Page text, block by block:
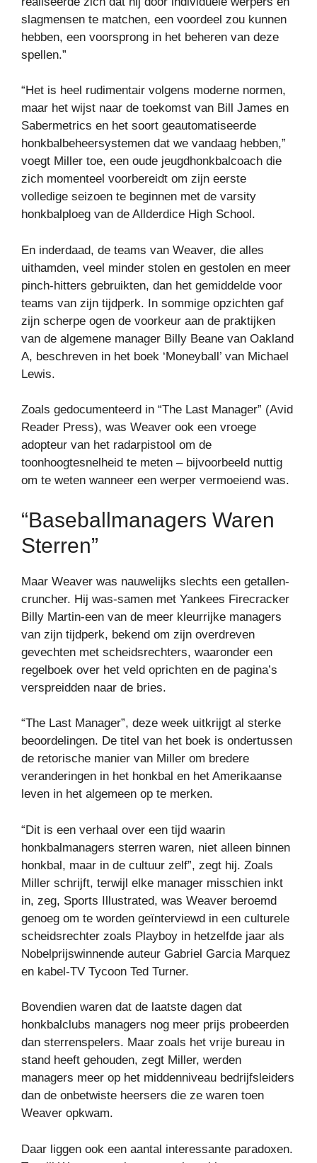
slagmensen te matchen, een voordeel zou kunnen
hebben, een voorsprong in het beheren van deze
spellen.”
“Het is heel rudimentair volgens moderne normen,
maar het wijst naar de toekomst van Bill James en
Sabermetrics en het soort geautomatiseerde
honkbalbeheersystemen dat we vandaag hebben,”
voegt Miller toe, een oude jeugdhonkbalcoach die
zich momenteel voorbereidt om zijn eerste
volledige seizoen te beginnen met de varsity
honkbalploeg van de Allderdice High School.
En inderdaad, de teams van Weaver, die alles
uithamden, veel minder stolen en gestolen en meer
pinch-hitters gebruikten, dan het gemiddelde voor
teams van zijn tijdperk. In sommige opzichten gaf
zijn scherpe ogen de voorkeur aan de praktijken
van de algemene manager Billy Beane van Oakland
A, beschreven in het boek ‘Moneyball’ van Michael
Lewis.
Zoals gedocumenteerd in “The Last Manager” (Avid
Reader Press), was Weaver ook een vroege
adopteur van het radarpistool om de
toonhoogtesnelheid te meten – bijvoorbeeld nuttig
om te weten wanneer een werper vermoeiend was.
“Baseballmanagers Waren
Sterren”
Maar Weaver was nauwelijks slechts een getallen-
cruncher. Hij was-samen met Yankees Firecracker
Billy Martin-een van de meer kleurrijke managers
van zijn tijdperk, bekend om zijn overdreven
gevechten met scheidsrechters, waaronder een
regelboek over het veld oprichten en de pagina’s
verspreidden naar de bries.
“The Last Manager”, deze week uitkrijgt al sterke
beoordelingen. De titel van het boek is ondertussen
de retorische manier van Miller om bredere
veranderingen in het honkbal en het Amerikaanse
leven in het algemeen op te merken.
“Dit is een verhaal over een tijd waarin
honkbalmanagers sterren waren, niet alleen binnen
honkbal, maar in de cultuur zelf”, zegt hij. Zoals
Miller schrijft, terwijl elke manager misschien inkt
in, zeg, Sports Illustrated, was Weaver beroemd
genoeg om te worden geïnterviewd in een culturele
scheidsrechter zoals Playboy in hetzelfde jaar als
Nobelprijswinnende auteur Gabriel Garcia Marquez
en kabel-TV Tycoon Ted Turner.
Bovendien waren dat de laatste dagen dat
honkbalclubs managers nog meer prijs probeerden
dan sterrenspelers. Maar zoals het vrije bureau in
stand heeft gehouden, zegt Miller, werden
managers meer op het middenniveau bedrijfsleiders
dan de onbetwiste heersers die ze waren toen
Weaver opkwam.
Daar liggen ook een aantal interessante paradoxen.